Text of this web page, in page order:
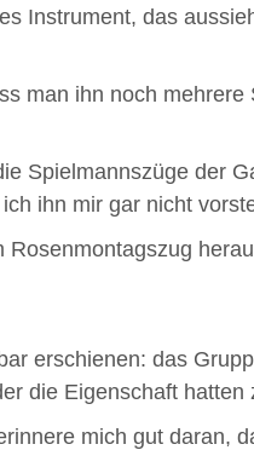
Instrument, das
man ihn noch mehrere
Spielmannszüge der
ihn mir gar nicht
erschienen: das
die Eigenschaft hatten
mich gut daran,